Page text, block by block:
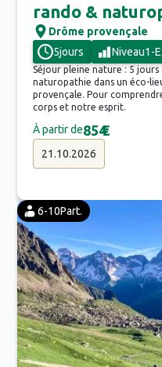
rando &
Drôme provençale
5jours Niveau1-
Séjour pleine nature : 5
naturopathie dans un éco-
provençale. Pour
corps et notre esprit.
À partir de854€
21.10.2026
6-10Part.